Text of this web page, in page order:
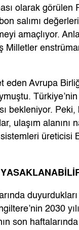
olarak görülen
salımı
amaçlıyor.
Milletler
eden Avrupa
bekleniyor.
ulaşım alanını
üreticisi
2030
son